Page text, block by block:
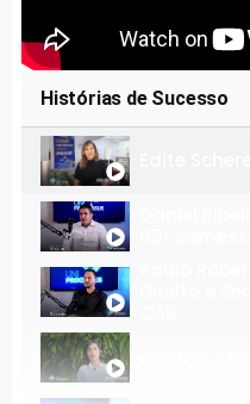
Histórias de Sucesso
Edite
Direito e
Daiana